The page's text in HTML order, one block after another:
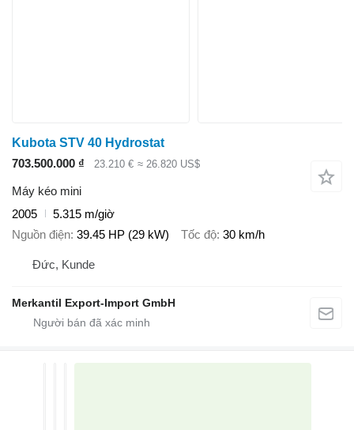
Kubota STV 40 Hydrostat
703.500.000 ₫
23.210 € ≈ 26.820 US$
Máy kéo mini
2005
5.315 m/giờ
Nguồn điện 39.45 HP (29 kW) Tốc độ 30 km/h
Đức, Kunde
Merkantil Export-Import GmbH